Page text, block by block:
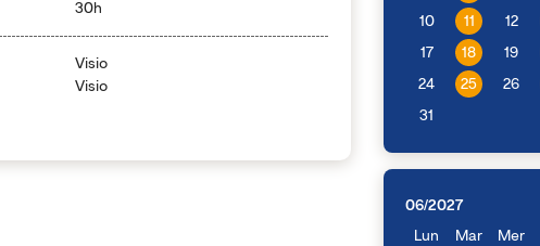
10 11 12
17 18 19
24 25 26
31
06/2027
Lun
Mar Mer
30h
Visio
Visio